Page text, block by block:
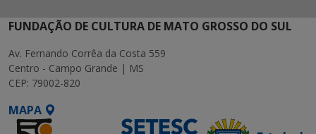
FUNDAÇÃO DE CULTURA DE MATO GROSSO DO SUL
Av. Fernando Corrêa da Costa 559
Centro - Campo Grande | MS
CEP: 79002-820
MAPA